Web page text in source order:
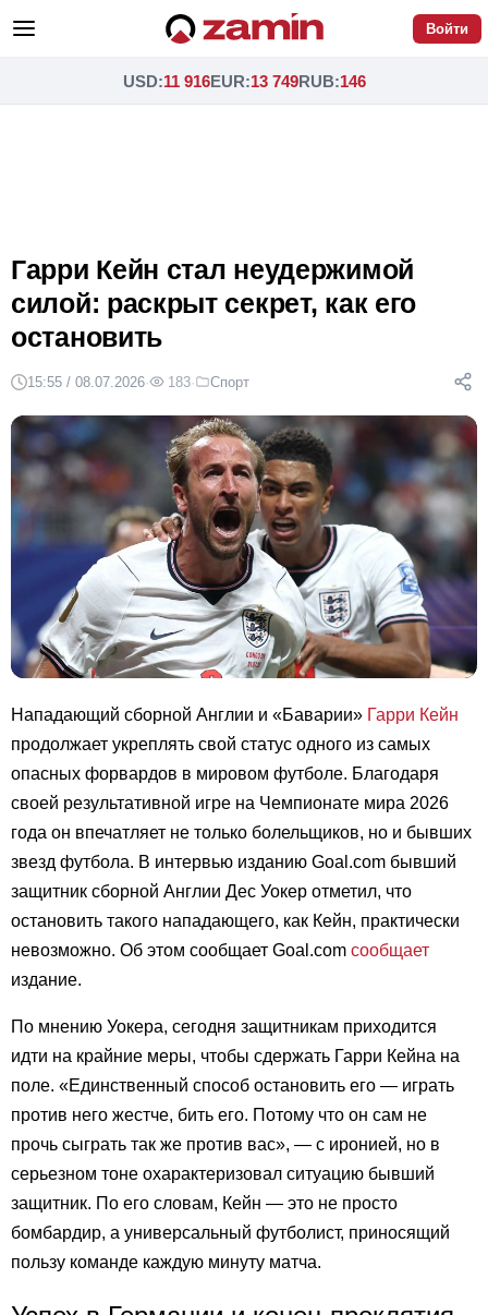
Войти
USD:11 916EUR:13 749RUB:146
Гарри Кейн стал неудержимой
силой: раскрыт секрет, как его
остановить
15:55 / 08.07.2026· 183· Спорт
Нападающий сборной Англии и «Баварии» Гарри Кейн
продолжает укреплять свой статус одного из самых
опасных форвардов в мировом футболе. Благодаря
своей результативной игре на Чемпионате мира 2026
года он впечатляет не только болельщиков, но и бывших
звезд футбола. В интервью изданию Goal.com бывший
защитник сборной Англии Дес Уокер отметил, что
остановить такого нападающего, как Кейн, практически
невозможно. Об этом сообщает Goal.com сообщает
издание.
По мнению Уокера, сегодня защитникам приходится
идти на крайние меры, чтобы сдержать Гарри Кейна на
поле. «Единственный способ остановить его — играть
против него жестче, бить его. Потому что он сам не
прочь сыграть так же против вас», — с иронией, но в
серьезном тоне охарактеризовал ситуацию бывший
защитник. По его словам, Кейн — это не просто
бомбардир, а универсальный футболист, приносящий
пользу команде каждую минуту матча.